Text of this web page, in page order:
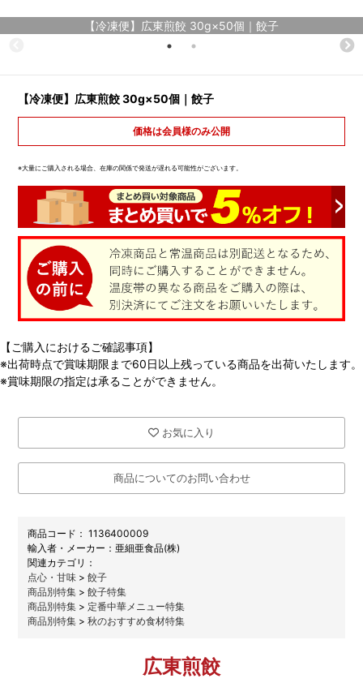
【冷凍便】広東煎餃 30g×50個｜餃子
【冷凍便】広東煎餃 30g×50個｜餃子
価格は会員様のみ公開
※大量にご購入される場合、在庫の関係で発送が遅れる可能性がございます。
【ご購入におけるご確認事項】
※出荷時点で賞味期限まで60日以上残っている商品を出荷いたします。
※賞味期限の指定は承ることができません。
お気に入り
商品についてのお問い合わせ
商品コード： 1136400009
メーカー： 亜細亜食品(株)
関連カテゴリ：
点心・甘味 >餃子
商品別特集 >餃子特集
商品別特集 > 定番中華メニュー特集
商品別特集 >秋のおすすめ食材特集
広東煎餃